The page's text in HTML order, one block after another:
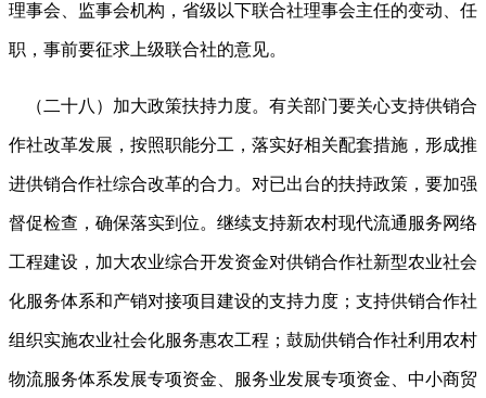
理事会、监事会机构，省级以下联合社理事会主任的变动、任
职，事前要征求上级联合社的意见。
（二十八）加大政策扶持力度。有关部门要关心支持供销合
作社改革发展，按照职能分工，落实好相关配套措施，形成推
进供销合作社综合改革的合力。对已出台的扶持政策，要加强
督促检查，确保落实到位。继续支持新农村现代流通服务网络
工程建设，加大农业综合开发资金对供销合作社新型农业社会
化服务体系和产销对接项目建设的支持力度；支持供销合作社
组织实施农业社会化服务惠农工程；鼓励供销合作社利用农村
物流服务体系发展专项资金、服务业发展专项资金、中小商贸